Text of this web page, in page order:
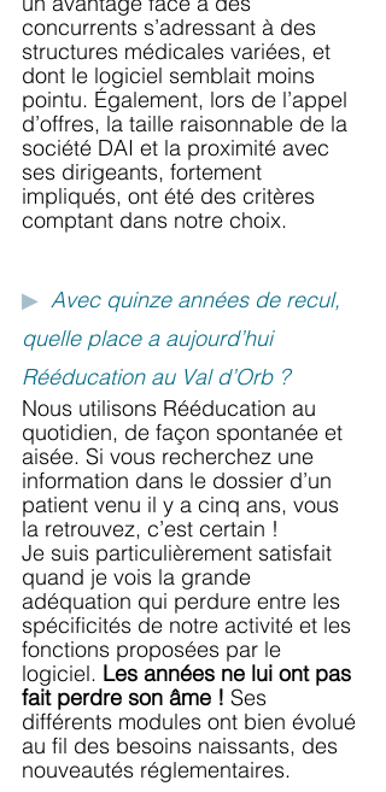
concurrents s’adressant à des
structures médicales variées, et
dont le logiciel semblait moins
pointu. Également, lors de l’appel
d’offres, la taille raisonnable de la
société DAI et la proximité avec
ses dirigeants, fortement
impliqués, ont été des critères
comptant dans notre choix.
▶ Avec quinze années de recul,
quelle place a aujourd’hui
Rééducation au Val d’Orb ?
Nous utilisons Rééducation au
quotidien, de façon spontanée et
aisée. Si vous recherchez une
information dans le dossier d’un
patient venu il y a cinq ans, vous
la retrouvez, c’est certain !
Je suis particulièrement satisfait
quand je vois la grande
adéquation qui perdure entre les
spécificités de notre activité et les
fonctions proposées par le
logiciel. Les années ne lui ont pas
fait perdre son âme ! Ses
différents modules ont bien évolué
au fil des besoins naissants, des
nouveautés réglementaires.